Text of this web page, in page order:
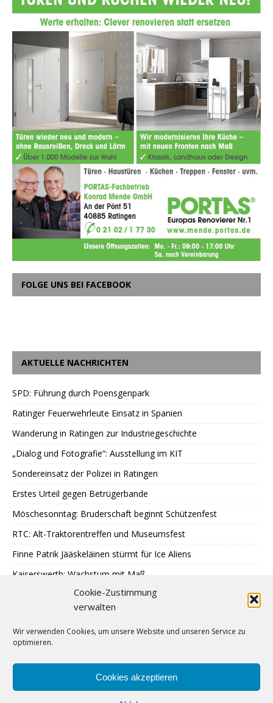
Cookie-Zustimmung
verwalten
Wir verwenden Cookies, um unsere Website und unseren Service zu
optimieren.
Cookies akzeptieren
FOLGE UNS BEI FACEBOOK
AKTUELLE NACHRICHTEN
SPD: Führung durch Poensgenpark
Ratinger Feuerwehrleute Einsatz in Spanien
Wanderung in Ratingen zur Industriegeschichte
„Dialog und Fotografie“: Ausstellung im KIT
Sondereinsatz der Polizei in Ratingen
Erstes Urteil gegen Betrügerbande
Möschesonntag: Bruderschaft beginnt Schützenfest
RTC: Alt-Traktorentreffen und Museumsfest
Finne Patrik Jääskeläinen stürmt für Ice Aliens
Kaiserswerth: Wachstum mit Maß
Gemeinsames Lesen im Park
SPD: 45 Arbeitsjahre sind genug
Hochbeete am JUZ Eggerscheidt
Feuerwehr: Waldbrandbekämpfung in Spanien